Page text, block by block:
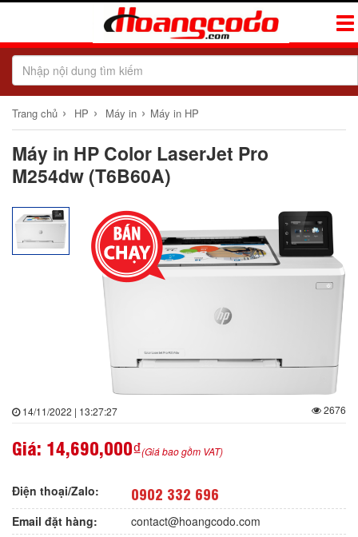
Trang chủ › HP › Máy in › Máy in HP
Máy in HP Color LaserJet Pro
M254dw (T6B60A)
14/11/2022 | 13:27:27 2676
Giá: 14,690,000₫(Giá bao gồm VAT)
Điện thoại/Zalo: 0902 332 696
Email đặt hàng:
contact@hoangcodo.com